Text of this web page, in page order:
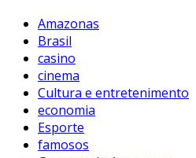
Amazonas
Brasil
casino
cinema
Cultura e entretenimento
economia
Esporte
famosos